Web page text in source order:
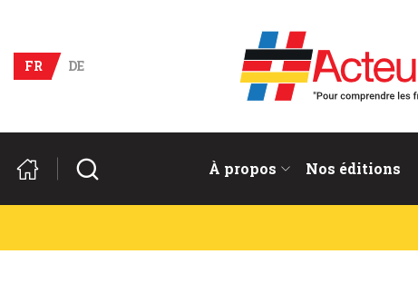
Acteurs du franco-allemand
FR
DE
À propos Nos éditions
Rechercher